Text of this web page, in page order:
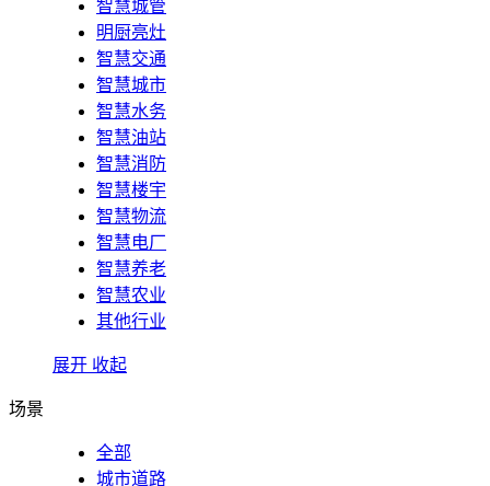
智慧城管
明厨亮灶
智慧交通
智慧城市
智慧水务
智慧油站
智慧消防
智慧楼宇
智慧物流
智慧电厂
智慧养老
智慧农业
其他行业
展开 收起
场景
全部
城市道路